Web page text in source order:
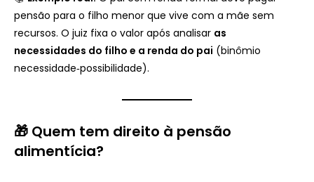
pensão para o filho menor que vive com a mãe sem
recursos. O juiz fixa o valor após analisar as
necessidades do filho e a renda do pai (binômio
necessidade‑possibilidade).
🎁 Quem tem direito à pensão
alimentícia?